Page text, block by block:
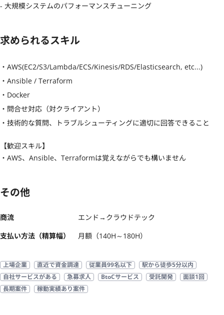
- 大規模システムのパフォーマンスチューニング
求められるスキル
・AWS(EC2/S3/Lambda/ECS/Kinesis/RDS/Elasticsearch, etc...)
・Ansible / Terraform
・Docker
・問合せ対応（対クライアント）
・技術的な質問、トラブルシューティングに適切に回答できること
【歓迎スキル】
・AWS、Ansible、Terraformは覚えながらでも構いません
その他
商流
エンド→クラウドテック
支払い方法（精算幅）
月額（140H～180H）
上場企業 直近で資金調達 従業員99名以下
駅から徒歩5分以内
自社サービスがある
急募求人 BtoCサービス 受託開発
面談1回
長期案件
稼動実績あり案件